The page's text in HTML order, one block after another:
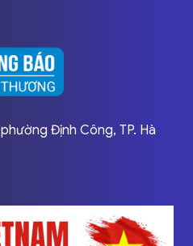
Định Công, TP. Hà